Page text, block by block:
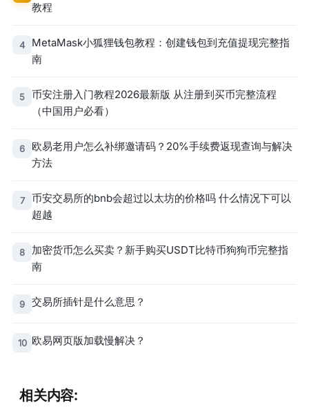
教程
4
MetaMask小狐狸钱包教程：创建钱包到充值提现完整指
南
5
币安注册入门教程2026最新版 从注册到买币完整流程
（中国用户必看）
6
欧易老用户怎么补绑邀请码？20%手续费返现查询与解决
方法
7
币安交易所的bnb会超过以太坊的价格吗 什么情况下可以
超越
8
加密货币怎么买卖？新手购买USDT比特币狗狗币完整指
南
9 交易所插针是什么意思？
10 欧易网页版加载慢解决？
相关内容: